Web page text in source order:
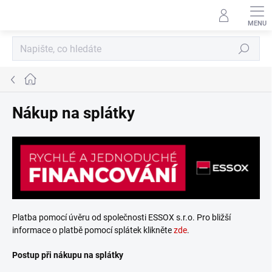
Hledat
Domů
Nákup na splátky
Platba pomocí úvěru od společnosti ESSOX s.r.o. Pro bližší
informace o platbě pomocí splátek kliknětezde.
Postup při nákupu na splátky